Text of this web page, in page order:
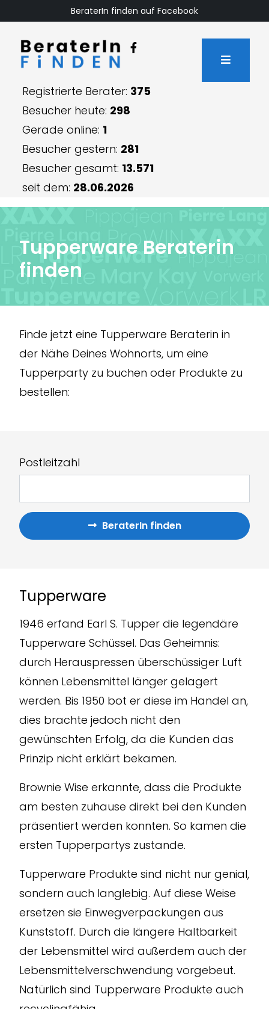
BeraterIn finden auf Facebook
Registrierte Berater: 375
Besucher heute: 298
Gerade online: 1
Besucher gestern: 281
Besucher gesamt: 13.571
seit dem: 28.06.2026
Tupperware Beraterin
finden
Finde jetzt eine Tupperware Beraterin in
der Nähe Deines Wohnorts, um eine
Tupperparty zu buchen oder Produkte zu
bestellen:
Postleitzahl
BeraterIn finden
Tupperware
1946 erfand Earl S. Tupper die legendäre
Tupperware Schüssel. Das Geheimnis:
durch Herauspressen überschüssiger Luft
können Lebensmittel länger gelagert
werden. Bis 1950 bot er diese im Handel an,
dies brachte jedoch nicht den
gewünschten Erfolg, da die Kunden das
Prinzip nicht erklärt bekamen.
Brownie Wise erkannte, dass die Produkte
am besten zuhause direkt bei den Kunden
präsentiert werden konnten. So kamen die
ersten Tupperpartys zustande.
Tupperware Produkte sind nicht nur genial,
sondern auch langlebig. Auf diese Weise
ersetzen sie Einwegverpackungen aus
Kunststoff. Durch die längere Haltbarkeit
der Lebensmittel wird außerdem auch der
Lebensmittelverschwendung vorgebeut.
Natürlich sind Tupperware Produkte auch